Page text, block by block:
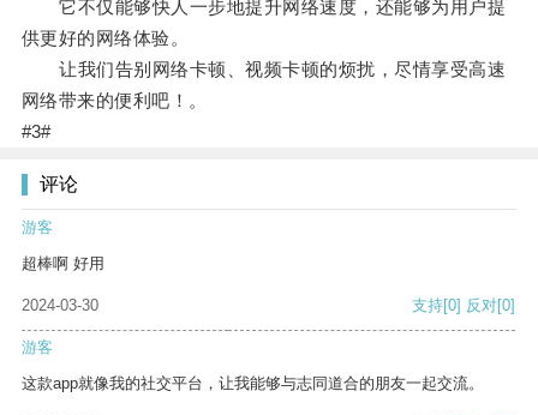
它不仅能够快人一步地提升网络速度，还能够为用户提
供更好的网络体验。
让我们告别网络卡顿、视频卡顿的烦扰，尽情享受高速
网络带来的便利吧！。
#3#
评论
游客
超棒啊 好用
2024-03-30 支持[0] 反对[0]
游客
这款app就像我的社交平台，让我能够与志同道合的朋友一起交流。